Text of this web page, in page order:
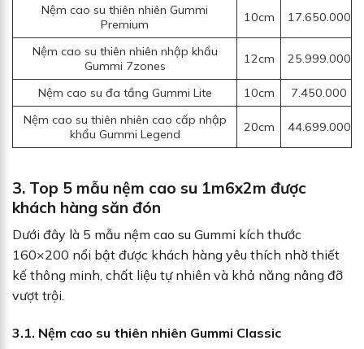
Nệm cao su thiên nhiên Gummi
Premium
10cm 17.650.000
Nệm cao su thiên nhiên nhập khẩu
Gummi 7zones
12cm 25.999.000
Nệm cao su đa tầng Gummi Lite 10cm
7.450.000
Nệm cao su thiên nhiên cao cấp nhập
khẩu Gummi Legend
20cm 44.699.000
3. Top 5 mẫu nệm cao su 1m6x2m được
khách hàng săn đón
Dưới đây là 5 mẫu nệm cao su Gummi kích thước
160×200 nổi bật được khách hàng yêu thích nhờ thiết
kế thông minh, chất liệu tự nhiên và khả năng nâng đỡ
vượt trội.
3.1. Nệm cao su thiên nhiên Gummi Classic